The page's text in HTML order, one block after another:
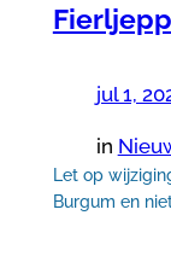
jul 1,
in
Let op
Burgum en